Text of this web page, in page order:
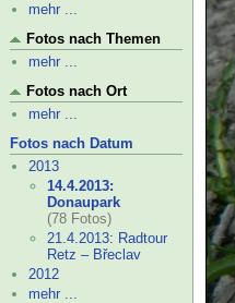
mehr ...
Fotos nach Themen
mehr ...
Fotos nach Ort
mehr ...
Fotos nach Datum
2013
14.4.2013:
Donaupark
(78 Fotos)
21.4.2013: Radtour
Retz – Břeclav
2012
mehr ...